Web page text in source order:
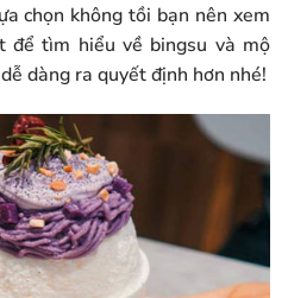
chọn không tồi bạn nên xem
để tìm hiểu về bingsu và mộ
dàng ra quyết định hơn nhé!